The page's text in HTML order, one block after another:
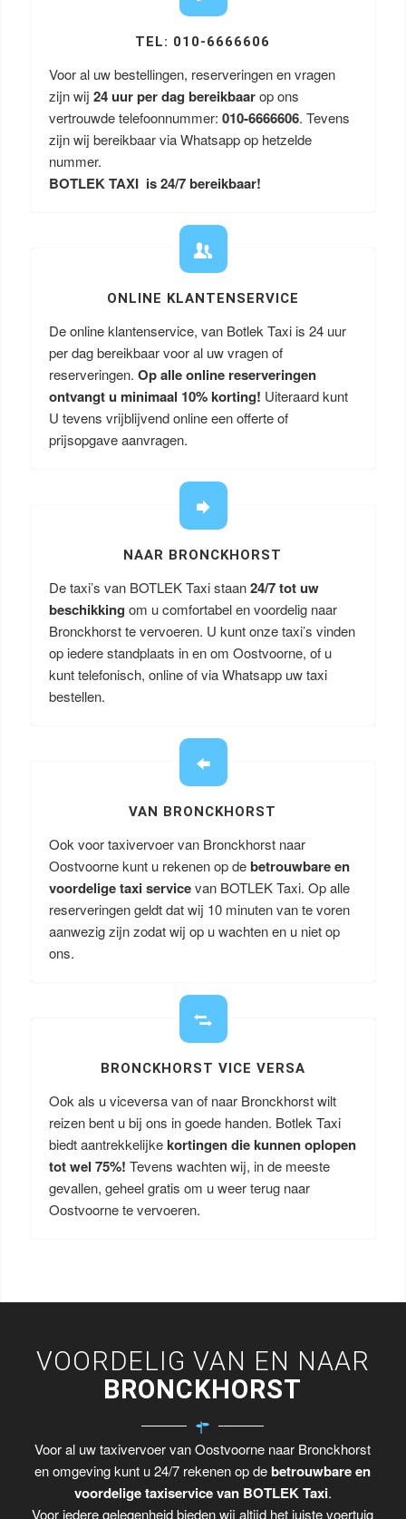
TEL: 010-6666606
Voor al uw bestellingen, reserveringen en vragen
zijn wij 24 uur per dag bereikbaarop ons
vertrouwde telefoonnummer: 010-6666606. Tevens
zijn wij bereikbaar via Whatsapp op hetzelde
nummer.
BOTLEK TAXI is 24/7 bereikbaar!
ONLINE KLANTENSERVICE
De online klantenservice, van Botlek Taxi is 24 uur
per dag bereikbaar voor al uw vragen of
reserveringen. Op alle online reserveringen
ontvangt u minimaal 10% korting! Uiteraard kunt
U tevens vrijblijvend online een offerte of
prijsopgave aanvragen.
NAAR BRONCKHORST
De taxi’s van BOTLEK Taxi staan24/7 tot uw
beschikking om u comfortabel en voordelig naar
Bronckhorst te vervoeren. U kunt onze taxi’s vinden
op iedere standplaats in en om Oostvoorne, of u
kunt telefonisch, online of via Whatsapp uw taxi
bestellen.
VAN BRONCKHORST
Ook voor taxivervoer van Bronckhorst naar
Oostvoorne kunt u rekenen op debetrouwbare en
voordelige taxi servicevan BOTLEK Taxi. Op alle
reserveringen geldt dat wij 10 minuten van te voren
aanwezig zijn zodat wij op u wachten en u niet op
ons.
BRONCKHORST VICE VERSA
Ook als u viceversa van of naar Bronckhorst wilt
reizen bent u bij ons in goede handen. Botlek Taxi
biedt aantrekkelijkekortingen die kunnen oplopen
tot wel 75%! Tevens wachten wij, in de meeste
gevallen, geheel gratis om u weer terug naar
Oostvoorne te vervoeren.
VOORDELIG VAN EN NAAR
BRONCKHORST
Voor al uw taxivervoer van Oostvoorne naar Bronckhorst
en omgeving kunt u 24/7 rekenen op debetrouwbare en
voordelige taxiservice van BOTLEK Taxi.
Voor iedere gelegenheid bieden wij altijd het juiste voertuig